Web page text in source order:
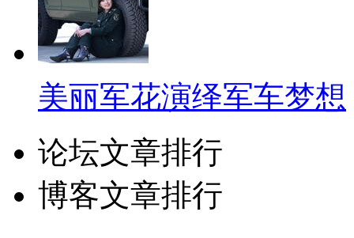
美丽军花演绎军车梦想
论坛文章排行
博客文章排行